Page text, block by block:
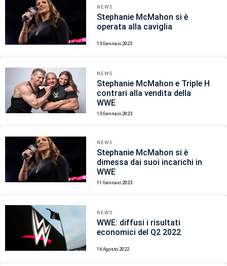
NEWS
Stephanie McMahon si è
operata alla caviglia
13 Gennaio 2023
NEWS
Stephanie McMahon e Triple H
contrari alla vendita della
WWE
13 Gennaio 2023
NEWS
Stephanie McMahon si è
dimessa dai suoi incarichi in
WWE
11 Gennaio 2023
NEWS
WWE: diffusi i risultati
economici del Q2 2022
16 Agosto 2022